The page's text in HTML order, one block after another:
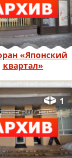
«Японский
квартал»
1